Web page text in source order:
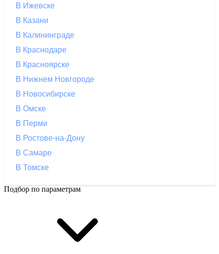
В Ижевске
В Казани
В Калининграде
В Краснодаре
В Красноярске
В Нижнем Новгороде
В Новосибирске
В Омске
В Перми
В Ростове-на-Дону
В Самаре
В Томске
Подбор по параметрам